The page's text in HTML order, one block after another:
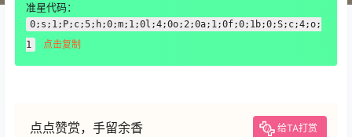
准星代码：
0;s;1;P;c;5;h;0;m;1;0l;4;0o;2;0a;1;0f;0;1b;0;S;c;4;o;
1
点击复制
点点赞赏，手留余香 给TA打赏